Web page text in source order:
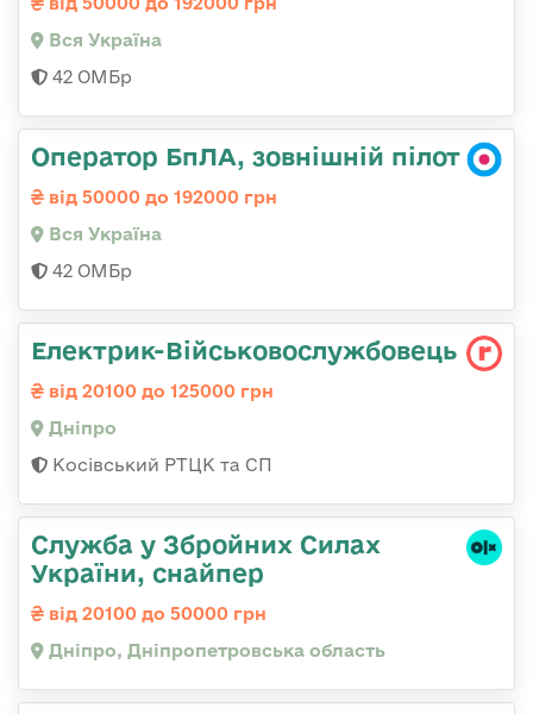
Вся Україна
42 ОМБр
Оператор БпЛА, зовнішній пілот
від 50000 до 192000 грн
Вся Україна
42 ОМБр
Електрик-Військовослужбовець
від 20100 до 125000 грн
Дніпро
Косівський РТЦК та СП
Служба у Збройних Силах
України, снайпер
від 20100 до 50000 грн
Дніпро, Дніпропетровська область